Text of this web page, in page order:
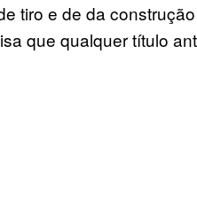
tiro e de da
que qualquer título